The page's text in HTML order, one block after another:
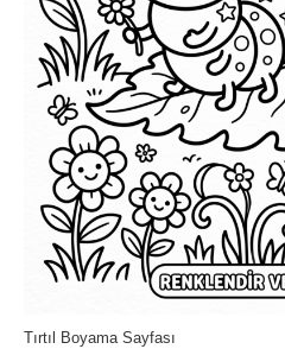
Tırtıl Boyama Sayfası